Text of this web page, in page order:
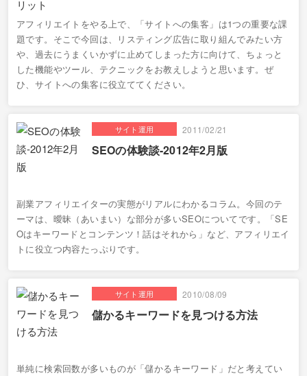
アフィリエイトをやる上で、「サイトへの集客」は1つの重要な課
題です。そこで今回は、リスティング広告に取り組んでみたい方
や、過去にうまくいかずに止めてしまった方に向けて、ちょっと
した機能やツール、テクニックをお教えしようと思います。ぜ
ひ、サイトへの集客に役立ててください。
サイト運用 2011/02/21
SEOの体験談-2012年2月版
副業アフィリエイターの実態がリアルにわかるコラム。今回のテ
ーマは、曖昧（あいまい）な部分が多いSEOについてです。「SE
Oはキーワードとコンテンツ！話はそれから」など、アフィリエイ
トに役立つ内容たっぷりです。
サイト運用 2010/08/09
儲かるキーワードを見つける方法
単純に検索回数が多いものが「儲かるキーワード」だと考えてい